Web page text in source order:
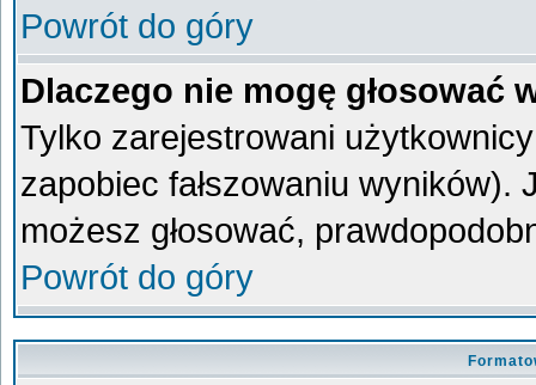
Powrót do góry
Dlaczego nie mogę głosować
Tylko zarejestrowani
zapobiec fałszowaniu wyników).
możesz głosować,
Powrót do góry